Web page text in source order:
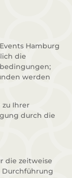
Hamburg
die
werden
zu Ihrer
durch die
die zeitweise
Durchführung